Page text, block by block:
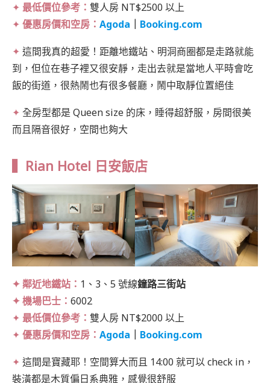
✦ 最低價位參考： 雙人房 NT$2500 以上
✦ 優惠房價和空房： Agoda Booking.com
✦ 這間我真的超愛！距離地鐵站、明洞商圈都是走路就能
到，但位在巷子裡又很安靜，走出去就是當地人平時會吃
飯的街道，很熱鬧也有很多餐廳，鬧中取靜位置絕佳
✦ 全房型都是 Queen size 的床，睡得超舒服，房間很美
而且隔音很好，空間也夠大
▍Rian Hotel 日安飯店
✦ 鄰近地鐵站： 1、3、5 號線鐘路三街站
✦ 機場巴士： 6002
✦ 最低價位參考： 雙人房 NT$2000 以上
✦ 優惠房價和空房： Agoda Booking.com
✦ 這間是寶藏耶！空間算大而且 14:00 就可以 check in，
裝潢都是木質偏日系典雅，感覺很舒服